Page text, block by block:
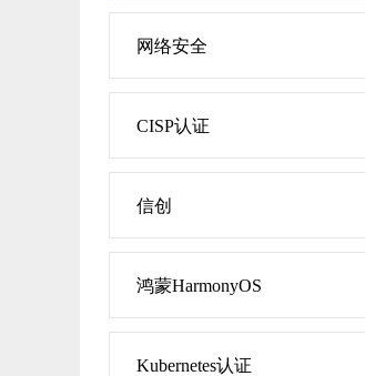
网络安全
CISP认证
信创
鸿蒙HarmonyOS
Kubernetes认证